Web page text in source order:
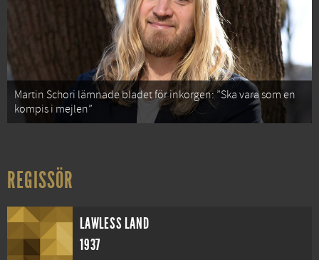
Martin Schori lämnade bladet för inkorgen: ”Ska vara som en
kompis i mejlen”
REGISSÖR
LAWLESS LAND
1937